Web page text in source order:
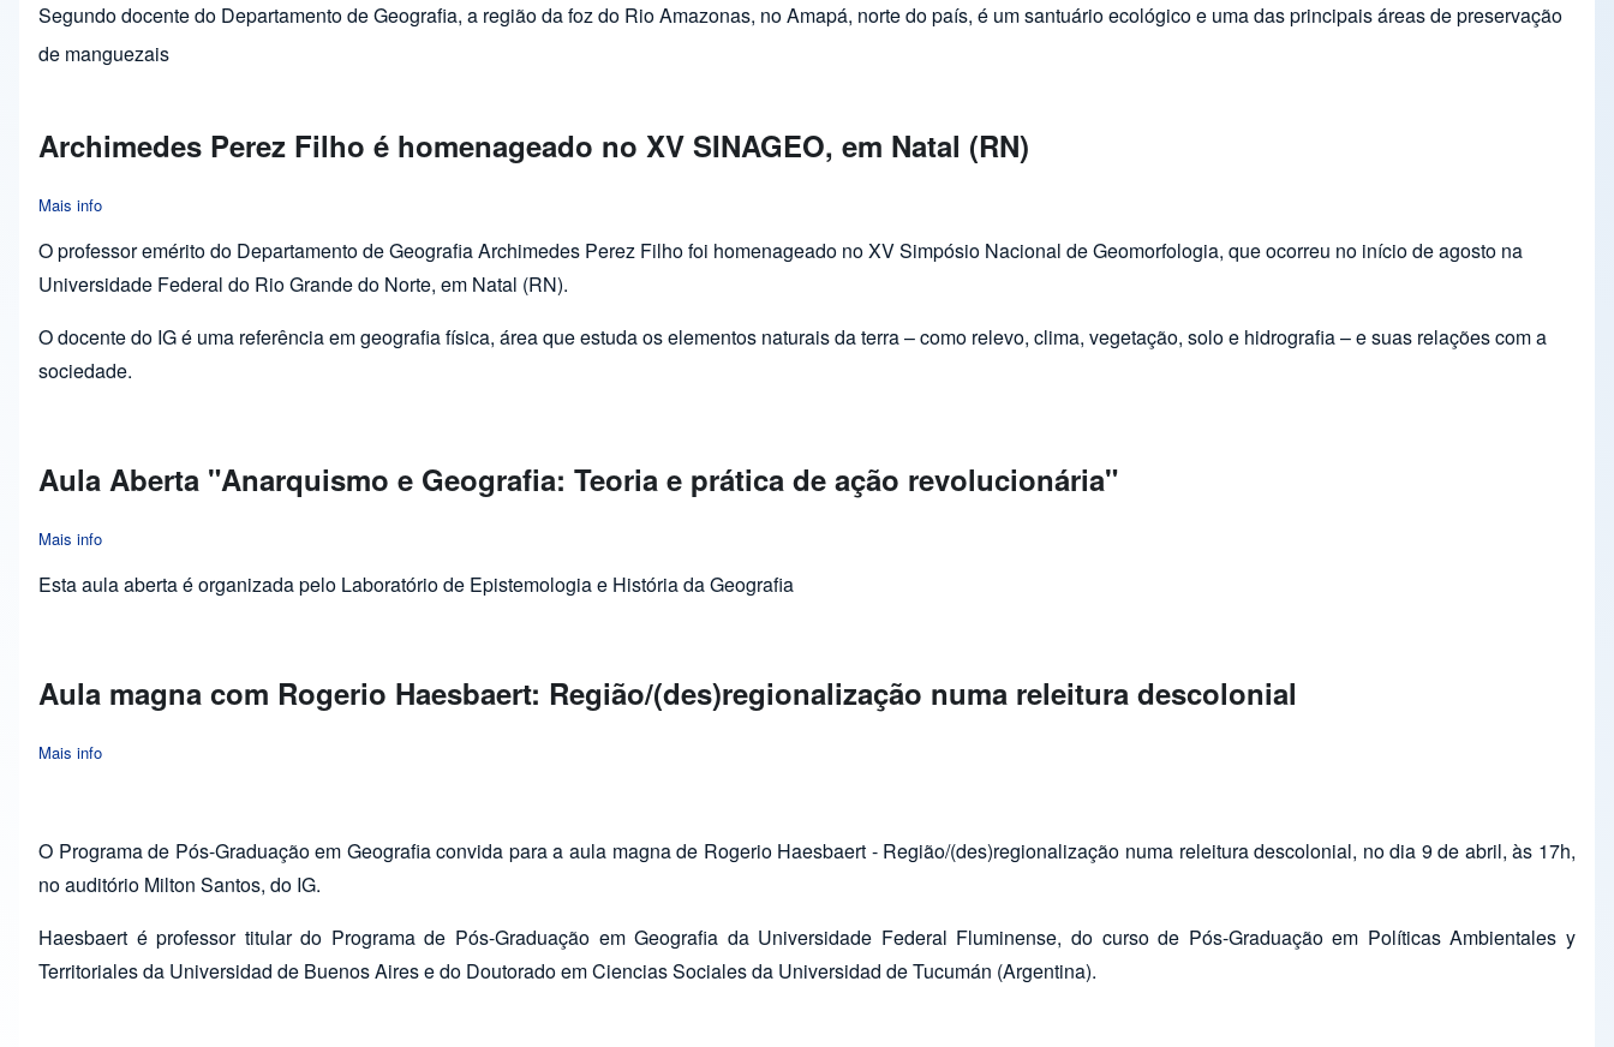
Segundo docente do Departamento de Geografia, a região da foz do Rio Amazonas, no Amapá, norte do país, é um santuário ecológico e uma das principais áreas de preservação
de manguezais
Archimedes Perez Filho é homenageado no XV SINAGEO, em Natal (RN)
Mais info
O professor emérito do Departamento de Geografia Archimedes Perez Filho foi homenageado no XV Simpósio Nacional de Geomorfologia, que ocorreu no início de agosto na
Universidade Federal do Rio Grande do Norte, em Natal (RN).
O docente do IG é uma referência em geografia física, área que estuda os elementos naturais da terra – como relevo, clima, vegetação, solo e hidrografia – e suas relações com a
sociedade.
Aula Aberta "Anarquismo e Geografia: Teoria e prática de ação revolucionária"
Mais info
Esta aula aberta é organizada pelo Laboratório de Epistemologia e História da Geografia
Aula magna com Rogerio Haesbaert: Região/(des)regionalização numa releitura descolonial
Mais info
O Programa de Pós-Graduação em Geografia convida para a aula magna de Rogerio Haesbaert - Região/(des)regionalização numa releitura descolonial, no dia 9 de abril, às 17h,
no auditório Milton Santos, do IG.
Haesbaert é professor titular do Programa de Pós-Graduação em Geografia da Universidade Federal Fluminense, do curso de Pós-Graduação em Políticas Ambientales y
Territoriales da Universidad de Buenos Aires e do Doutorado em Ciencias Sociales da Universidad de Tucumán (Argentina).